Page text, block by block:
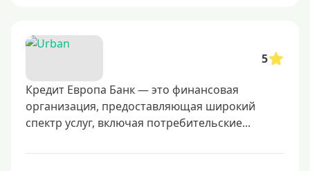
Visa
UnionPay
Мир
Platinum
5
Кредит Европа Банк — это финансовая
организация, предоставляющая широкий
спектр услуг, включая потребительские...